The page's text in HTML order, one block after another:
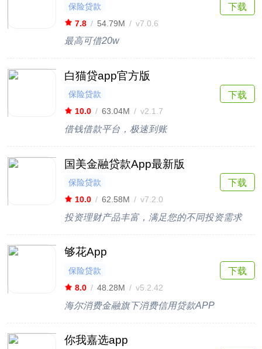
保险贷款
7.8 / 54.79M / v7.0.6
最高可借20w
下载
白猫贷app官方版
保险贷款
10.0 / 63.04M / v2.1.7
借钱借款平台，极速到账
下载
国美金融贷款App最新版
保险贷款
10.0 / 62.58M / v7.2.0
投资理财产品丰富，满足您的不同投资需求
下载
够花App
保险贷款
8.0 / 48.28M / v5.2.42
海尔消费金融旗下消费信用贷款APP
下载
你我嘉选app